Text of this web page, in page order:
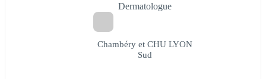
Dermatologue
Chambéry et CHU LYON
Sud